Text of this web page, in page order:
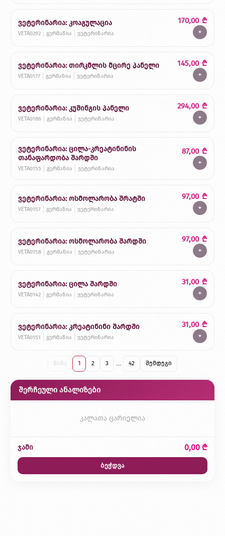
ვეტერინარია: კოაგულაცია
VETA0292 გერმანია ვეტერინარია
170,00 ₾
+
ვეტერინარია: თირკმლის მცირე პანელი
VETA0177 გერმანია ვეტერინარია
145,00 ₾
+
ვეტერინარია: კუშინგის პანელი
VETA0186 გერმანია ვეტერინარია
294,00 ₾
+
ვეტერინარია: ცილა-კრეატინინის
თანაფარდობა შარდში
VETA0155 გერმანია ვეტერინარია
87,00 ₾
+
ვეტერინარია: ოსმოლარობა შრატში
VETA0157 გერმანია ვეტერინარია
97,00 ₾
+
ვეტერინარია: ოსმოლარობა შარდში
VETA0158 გერმანია ვეტერინარია
97,00 ₾
+
ვეტერინარია: ცილა შარდში
VETA0142 გერმანია ვეტერინარია
31,00 ₾
+
ვეტერინარია: კრეატინინი შარდში
VETA0151 გერმანია ვეტერინარია
31,00 ₾
+
წინა 1 2 3 … 42 შემდეგი
შერჩეული ანალიზები
კალათა ცარიელია
ჯამი 0,00 ₾
ბეჭდვა